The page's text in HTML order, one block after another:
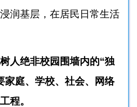
润基层，在居民日常生活
人绝非校园围墙内的“独
家庭、学校、社会、网络
程。